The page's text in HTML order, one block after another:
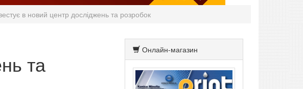
в новий центр досліджень та розробок
та
Онлайн-магазин